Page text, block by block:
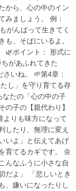
から、心の中のイン
みましょう。 例：
がんばって生きてく
、そばにいるよ。
🌿ポイント： 形式に
があふれてきた
いね。 🌱第4章：
し」を守り育てる存
たの「心の中の子
の子の【親代わり】
りも味方になって
したり、無理に変え
いよ」と伝えてあげ
育てるカギです。 🌼
んなふうに小さな自
だよ」 「悲しいとき
、嫌いになったりし